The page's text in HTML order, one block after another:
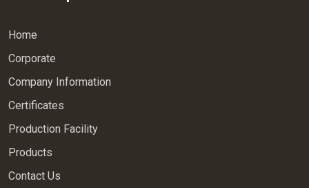
Home
Corporate
Company Information
Certificates
Production Facility
Products
Contact Us